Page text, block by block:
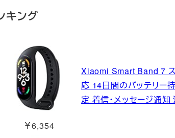
キング
￥6,354
Xiaomi Smart Band 7
応 14日間のバッテリー
定 着信・メッセージ通